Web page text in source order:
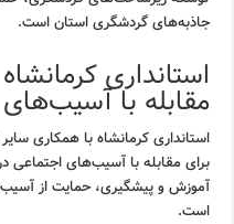
جاذبه‌های گردشگری استان است.
استانداری
مقابله با
استانداری کرمانشاه با همکاری
برای مقابله با آسیب‌های اجتماعی
آموزش و پیشگیری، حمایت از
است.